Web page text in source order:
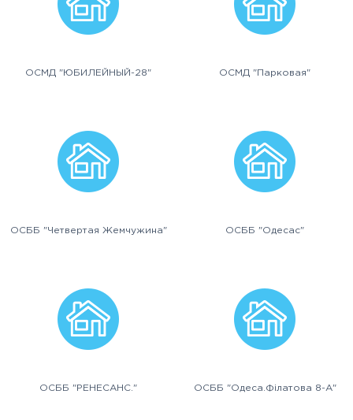
ОСМД "ЮБИЛЕЙНЫЙ-28" ОСМД "Парковая"
ОСББ "Четвертая Жемчужина" ОСББ "Одесас"
ОСББ "РЕНЕСАНС." ОСББ "Одеса.Філатова 8-А"